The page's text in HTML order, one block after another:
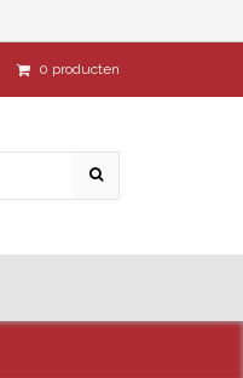
0 producten